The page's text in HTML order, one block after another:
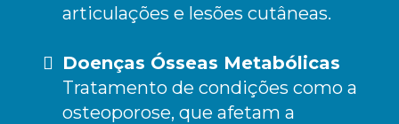
articulações e lesões cutâneas.
Doenças Ósseas Metabólicas
Tratamento de condições como a
osteoporose, que afetam a